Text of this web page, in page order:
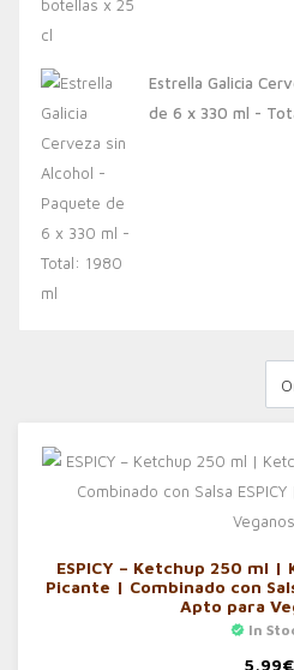
Estrella Galicia
de 6 x 330 ml -
ESPICY – Ketchup 250 ml
Picante | Combinado con
Apto para
In
5,99€